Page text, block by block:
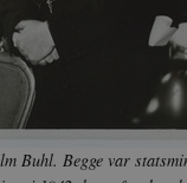
Buhl. Begge var